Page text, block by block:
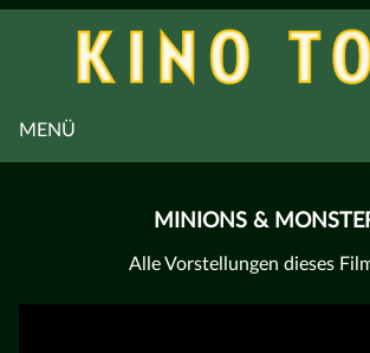
MENÜ
MINIONS &
Alle Vorstellungen dieses